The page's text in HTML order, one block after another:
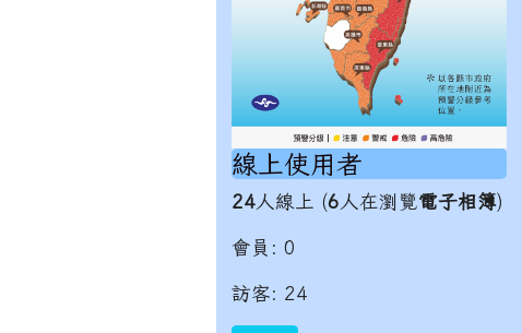
線上使用者
24 人線上 (6 人在瀏覽電子相簿)
會員: 0
訪客: 24